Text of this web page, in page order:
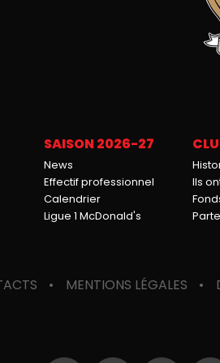
SAISON 2026-27
News
Effectif professionnel
Calendrier
Ligue 1 McDonald's
Ils
MENTIONS LÉGALES